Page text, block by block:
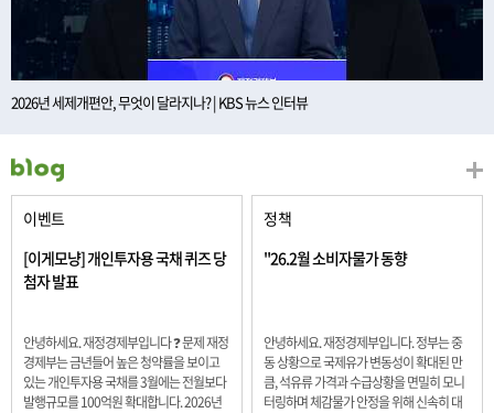
2026년 세제개편안, 무엇이 달라지나? | KBS 뉴스 인터뷰
이벤트
[이게모냥] 개인투자용 국채 퀴즈 당
첨자 발표
안녕하세요. 재정경제부입니다 ❓ 문제 재정
경제부는 금년들어 높은 청약률을 보이고
있는 개인투자용 국채를 3월에는 전월보다
발행규모를 100억원 확대합니다. 2026년
정책
"26.2월 소비자물가 동향
안녕하세요. 재정경제부입니다. 정부는 중
동 상황으로 국제유가 변동성이 확대된 만
큼, 석유류 가격과 수급상황을 면밀히 모니
터링하며 체감물가 안정을 위해 신속히 대